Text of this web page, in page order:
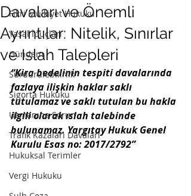
Fikri Mülkiyet Hukuku
Yasal İpuçları
Gündem
Sürdürülebilirlik
Sigorta Hukuku
Uzmanına Sorun
Trafik Kazaları Davaları
Hukuksal Terimler
Vergi Hukuku
Davaları ve Önemli
Ayrıntılar: Nitelik, Sınırlar
ve Islah Talepleri
“Kira bedelinin tespiti davalarında
fazlaya ilişkin haklar saklı
tutulamaz ve saklı tutulan bu hakla
ilgili olarak ıslah talebinde
bulunamaz. Yargıtay Hukuk Genel
Kurulu Esas no: 2017/2792”